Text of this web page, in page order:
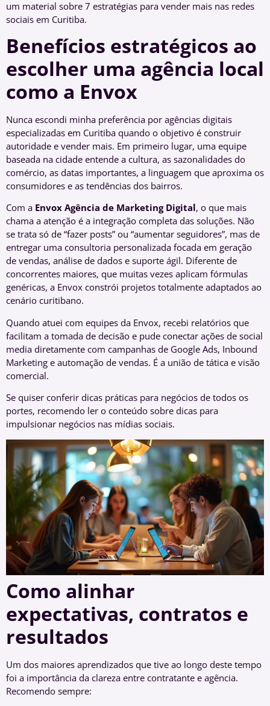
um material sobre 7 estratégias para vender mais nas redes
sociais em Curitiba.
Benefícios estratégicos ao
escolher uma agência local
como a Envox
Nunca escondi minha preferência por agências digitais
especializadas em Curitiba quando o objetivo é construir
autoridade e vender mais. Em primeiro lugar, uma equipe
baseada na cidade entende a cultura, as sazonalidades do
comércio, as datas importantes, a linguagem que aproxima os
consumidores e as tendências dos bairros.
Com a Envox Agência de Marketing Digital, o que mais
chama a atenção é a integração completa das soluções. Não
se trata só de “fazer posts” ou “aumentar seguidores”, mas de
entregar uma consultoria personalizada focada em geração
de vendas, análise de dados e suporte ágil. Diferente de
concorrentes maiores, que muitas vezes aplicam fórmulas
genéricas, a Envox constrói projetos totalmente adaptados ao
cenário curitibano.
Quando atuei com equipes da Envox, recebi relatórios que
facilitam a tomada de decisão e pude conectar ações de social
media diretamente com campanhas de Google Ads, Inbound
Marketing e automação de vendas. É a união de tática e visão
comercial.
Se quiser conferir dicas práticas para negócios de todos os
portes, recomendo ler o conteúdo sobre dicas para
impulsionar negócios nas mídias sociais.
Como alinhar
expectativas, contratos e
resultados
Um dos maiores aprendizados que tive ao longo deste tempo
foi a importância da clareza entre contratante e agência.
Recomendo sempre: